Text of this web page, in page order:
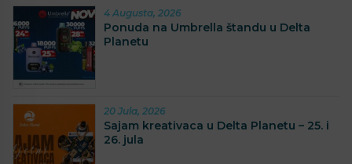
4 Augusta, 2026
Ponuda na Umbrella štandu u Delta
Planetu
20 Jula, 2026
Sajam kreativaca u Delta Planetu – 25. i
26. jula